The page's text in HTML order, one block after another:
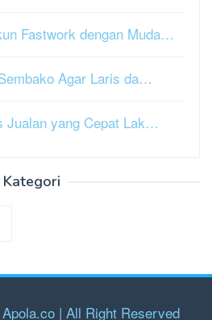
Fastwork dengan Muda…
Agar Laris da…
Jualan yang Cepat Lak…
Kategori
| All Right Reserved